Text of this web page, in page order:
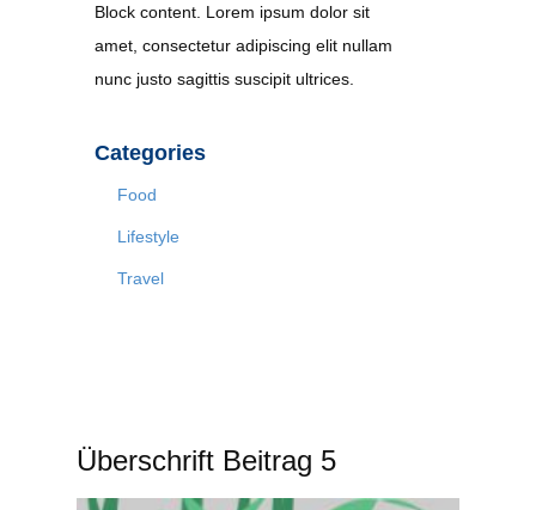
Block content. Lorem ipsum dolor sit
amet, consectetur adipiscing elit nullam
nunc justo sagittis suscipit ultrices.
Categories
Food
Lifestyle
Travel
Überschrift Beitrag 5